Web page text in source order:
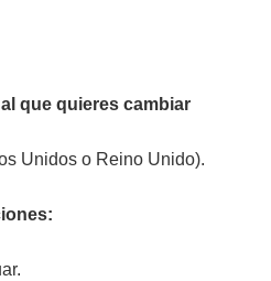
que quieres cambiar
Unidos o Reino Unido).